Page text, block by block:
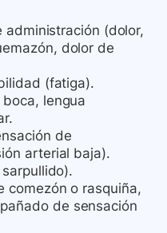
administración (dolor,
dolor de
(fatiga).
lengua
de
arterial baja).
comezón o rasquiña,
de sensación